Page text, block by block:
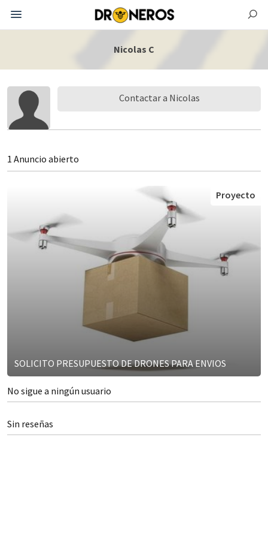
Nicolas C
Contactar a Nicolas
1 Anuncio abierto
SOLICITO PRESUPUESTO DE DRONES PARA ENVIOS
Proyecto
No sigue a ningún usuario
Sin reseñas